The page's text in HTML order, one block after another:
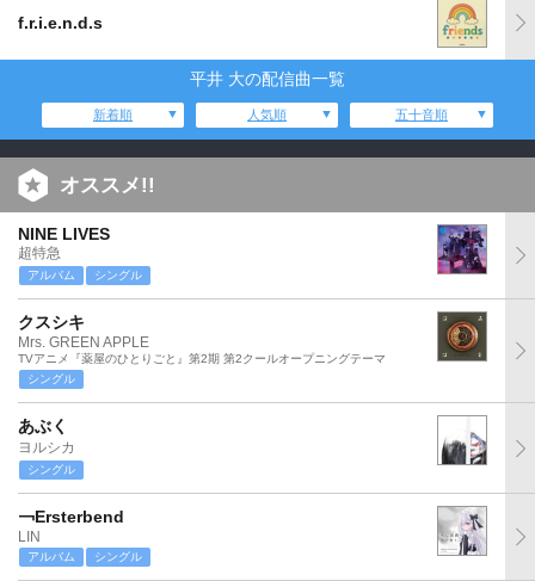
f.r.i.e.n.d.s
平井 大の配信曲一覧
新着順 人気順 五十音順
オススメ!!
NINE LIVES
超特急
アルバム シングル
クスシキ
Mrs. GREEN APPLE
TVアニメ『薬屋のひとりごと』第2期 第2クールオープニングテーマ
シングル
あぶく
ヨルシカ
シングル
￢Ersterbend
LIN
アルバム シングル